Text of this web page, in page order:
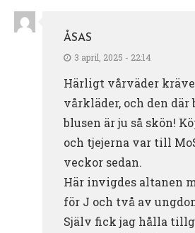
ÅSAS
3 april, 2025 - 22:14
Härligt vårväder
vårkläder, och den där
blusen är ju så skön!
och tjejerna var till
veckor sedan.
Här invigdes altanen
för J och två av
Själv fick jag hålla